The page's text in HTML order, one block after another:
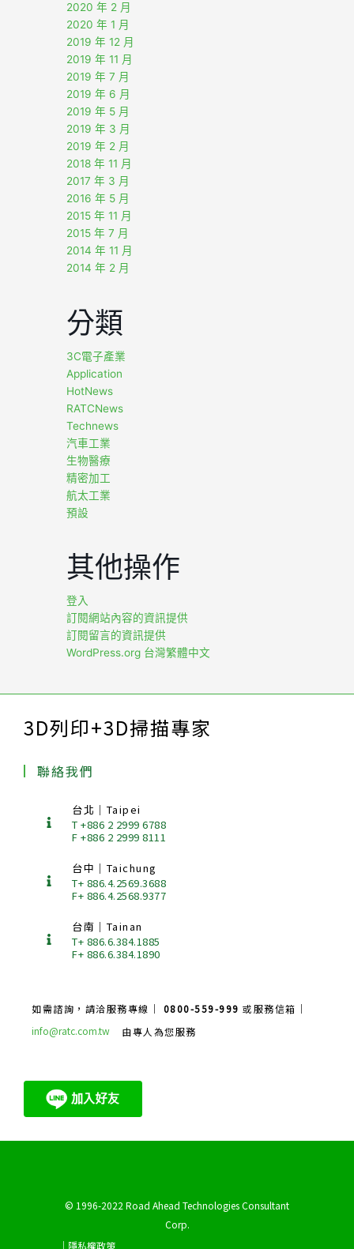
2020 年 2 月
2020 年 1 月
2019 年 12 月
2019 年 11 月
2019 年 7 月
2019 年 6 月
2019 年 5 月
2019 年 3 月
2019 年 2 月
2018 年 11 月
2017 年 3 月
2016 年 5 月
2015 年 11 月
2015 年 7 月
2014 年 11 月
2014 年 2 月
分類
3C電子產業
Application
HotNews
RATCNews
Technews
汽車工業
生物醫療
精密加工
航太工業
預設
其他操作
登入
訂閱網站內容的資訊提供
訂閱留言的資訊提供
WordPress.org 台灣繁體中文
3D列印+3D掃描專家
聯絡我們
台北｜Taipei
T +886 2 2999 6788
F +886 2 2999 8111
台中｜Taichung
T+ 886.4.2569.3688
F+ 886.4.2568.9377
台南｜Tainan
T+ 886.6.384.1885
F+ 886.6.384.1890
如需諮詢，請洽服務專線｜ 0800-559-999 或服務信箱｜
info@ratc.com.tw
由專人為您服務
© 1996-2022 Road Ahead Technologies Consultant
Corp.
｜隱私權政策